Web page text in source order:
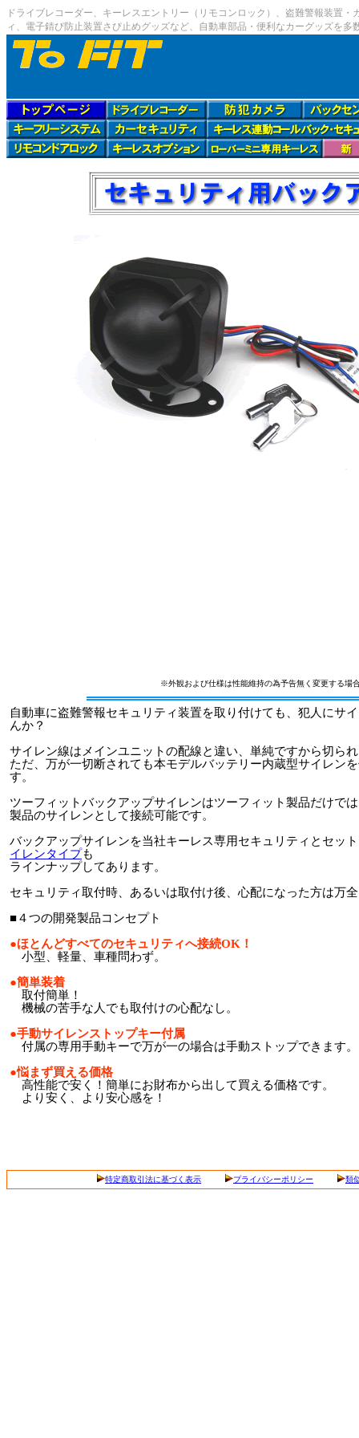
ドライブレコーダー、キーレスエントリー（リモコンロック）、盗難警報装置
ィ、電子錆び防止装置さび止めグッズなど、自動車部品・便利なカーグッズを
※外観および仕様は性能維持の為予告無く変更する場
自動車に盗難警報セキュリティ装置を取り付けても、犯人にサ
んか？
サイレン線はメインユニットの配線と違い、単純ですから切ら
ただ、万が一切断されても本モデルバッテリー内蔵型サイレン
す。
ツーフィットバックアップサイレンはツーフィット製品だけで
製品のサイレンとして接続可能です。
バックアップサイレンを当社キーレス専用セキュリティとセッ
イレンタイプも
ラインナップしてあります。
セキュリティ取付時、あるいは取付け後、心配になった方は万
■４つの開発製品コンセプト
●ほとんどすべてのセキュリティへ接続OK！
小型、軽量、車種問わず。
●簡単装着
取付簡単！
機械の苦手な人でも取付けの心配なし。
●手動サイレンストップキー付属
付属の専用手動キーで万が一の場合は手動ストップできます。
●悩まず買える価格
高性能で安く！簡単にお財布から出して買える価格です。
より安く、より安心感を！
特定商取引法に基づく表示 プライバシーポリシー 類